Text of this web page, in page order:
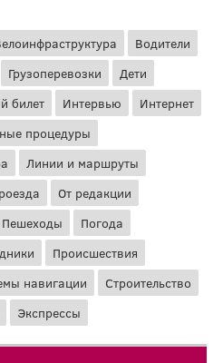
Водители
Грузоперевозки
Дети
билет Интервью
Интернет
процедуры
Линии и маршруты
От редакции
Пешеходы
Погода
Происшествия
навигации
Строительство
Экспрессы